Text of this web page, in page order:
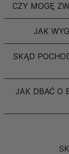
CZY MOGĘ
JAK
SKĄD
JAK DBAĆ O